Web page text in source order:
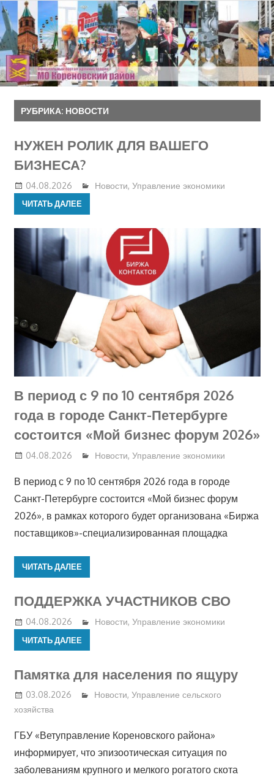
Перейти
к
содержимому
РУБРИКА: НОВОСТИ
НУЖЕН РОЛИК ДЛЯ ВАШЕГО
БИЗНЕСА?
04.08.2026 Новости, Управление экономики
ЧИТАТЬ ДАЛЕЕ
В период с 9 по 10 сентября 2026
года в городе Санкт-Петербурге
состоится «Мой бизнес форум 2026»
04.08.2026 Новости, Управление экономики
В период с 9 по 10 сентября 2026 года в городе
Санкт-Петербурге состоится «Мой бизнес форум
2026», в рамках которого будет организована «Биржа
поставщиков»-специализированная площадка
ЧИТАТЬ ДАЛЕЕ
ПОДДЕРЖКА УЧАСТНИКОВ СВО
04.08.2026 Новости, Управление экономики
ЧИТАТЬ ДАЛЕЕ
Памятка для населения по ящуру
03.08.2026 Новости, Управление сельского
хозяйства
ГБУ «Ветуправление Кореновского района»
информирует, что эпизоотическая ситуация по
заболеваниям крупного и мелкого рогатого скота